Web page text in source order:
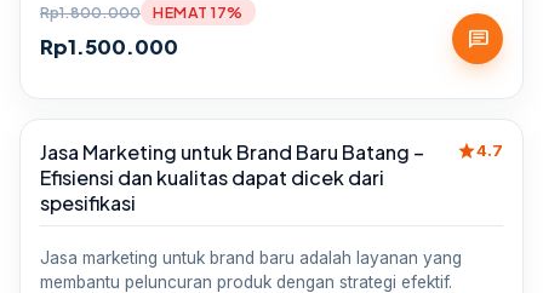
Rp1.800.000
Rp1.500.000
HEMAT 17%
chat
Sale
Jasa Marketing untuk Brand Baru Batang –
Efisiensi dan kualitas dapat dicek dari
spesifikasi
star4.7
Jasa marketing untuk brand baru adalah layanan yang
membantu peluncuran produk dengan strategi efektif.